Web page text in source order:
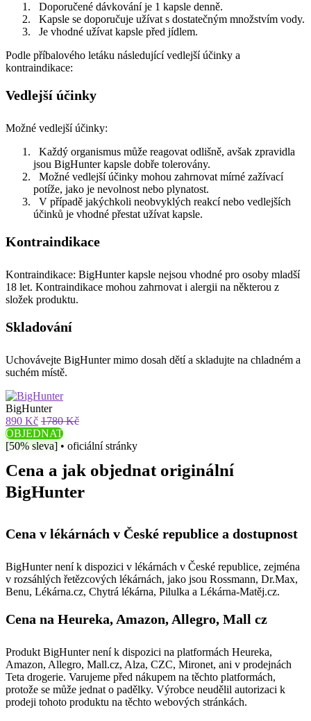
Doporučené dávkování je 1 kapsle denně.
Kapsle se doporučuje užívat s dostatečným množstvím vody.
Je vhodné užívat kapsle před jídlem.
Podle příbalového letáku následující vedlejší účinky a
kontraindikace:
Vedlejší účinky
Možné vedlejší účinky:
Každý organismus může reagovat odlišně, avšak zpravidla
jsou BigHunter kapsle dobře tolerovány.
Možné vedlejší účinky mohou zahrnovat mírné zažívací
potíže, jako je nevolnost nebo plynatost.
V případě jakýchkoli neobvyklých reakcí nebo vedlejších
účinků je vhodné přestat užívat kapsle.
Kontraindikace
Kontraindikace: BigHunter kapsle nejsou vhodné pro osoby mladší
18 let. Kontraindikace mohou zahrnovat i alergii na některou z
složek produktu.
Skladování
Uchovávejte BigHunter mimo dosah dětí a skladujte na chladném a
suchém místě.
BigHunter
890 Kč 1780 Kč
OBJEDNAT
[50% sleva] • oficiální stránky
Cena a jak objednat originální
BigHunter
Cena v lékárnách v České republice a dostupnost
BigHunter není k dispozici v lékárnách v České republice, zejména
v rozsáhlých řetězcových lékárnách, jako jsou Rossmann, Dr.Max,
Benu, Lékárna.cz, Chytrá lékárna, Pilulka a Lékárna-Matěj.cz.
Cena na Heureka, Amazon, Allegro, Mall cz
Produkt BigHunter není k dispozici na platformách Heureka,
Amazon, Allegro, Mall.cz, Alza, CZC, Mironet, ani v prodejnách
Teta drogerie. Varujeme před nákupem na těchto platformách,
protože se může jednat o padělky. Výrobce neudělil autorizaci k
prodeji tohoto produktu na těchto webových stránkách.